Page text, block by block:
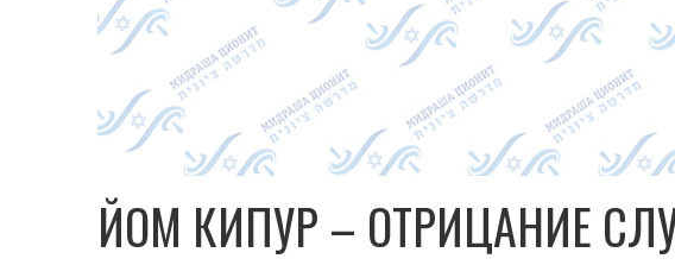
ЙОМ КИПУР – ОТРИЦАНИЕ